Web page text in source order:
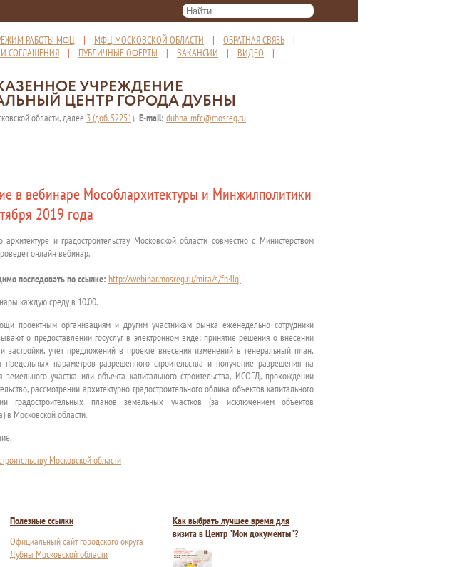
РАБОТЫ МФЦ | МФЦ МОСКОВСКОЙ ОБЛАСТИ | ОБРАТНАЯ СВЯЗЬ |
СОГЛАШЕНИЯ | ПУБЛИЧНЫЕ ОФЕРТЫ | ВАКАНСИИ | ВИДЕО |
УЧРЕЖДЕНИЕ
ЦЕНТР ГОРОДА ДУБНЫ
области, далее 3 (доб. 52251), E-mail: dubna-mfc@mosreg.ru
в вебинаре Мособлархитектуры и Минжилполитики
2019 года
и градостроительству Московской области совместно с Министерством
онлайн вебинар.
последовать по ссылке: http://webinar.mosreg.ru/mira/s/fh4lql
каждую среду в 10.00.
проектным организациям и другим участникам рынка еженедельно сотрудники
о предоставлении госуслуг в электронном виде: принятие решения о внесении
застройки, учет предложений в проекте внесения изменений в генеральный план,
параметров разрешенного строительства и получение разрешения на
участка или объекта капитального строительства, ИСОГД, прохождении
рассмотрении архитектурно-градостроительного облика объектов капитального
градостроительных планов земельных участков (за исключением объектов
в Московской области.
Московской области
Полезные ссылки
Официальный сайт городского округа
Дубны Московской области
Как выбрать лучшее время для
визита в Центр "Мои документы"?